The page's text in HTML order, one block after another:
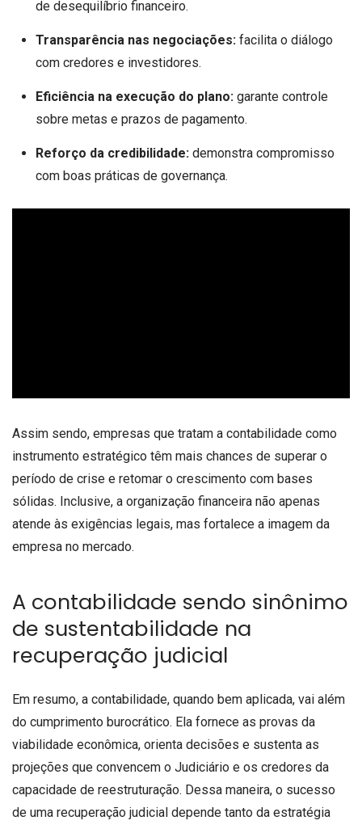
de desequilíbrio financeiro.
Transparência nas negociações:facilita o diálogo
com credores e investidores.
Eficiência na execução do plano:garante controle
sobre metas e prazos de pagamento.
Reforço da credibilidade:demonstra compromisso
com boas práticas de governança.
Assim sendo, empresas que tratam a contabilidade como
instrumento estratégico têm mais chances de superar o
período de crise e retomar o crescimento com bases
sólidas. Inclusive, a organização financeira não apenas
atende às exigências legais, mas fortalece a imagem da
empresa no mercado.
A contabilidade sendo sinônimo
de sustentabilidade na
recuperação judicial
Em resumo, a contabilidade, quando bem aplicada, vai além
do cumprimento burocrático. Ela fornece as provas da
viabilidade econômica, orienta decisões e sustenta as
projeções que convencem o Judiciário e os credores da
capacidade de reestruturação. Dessa maneira, o sucesso
de uma recuperação judicial depende tanto da estratégia